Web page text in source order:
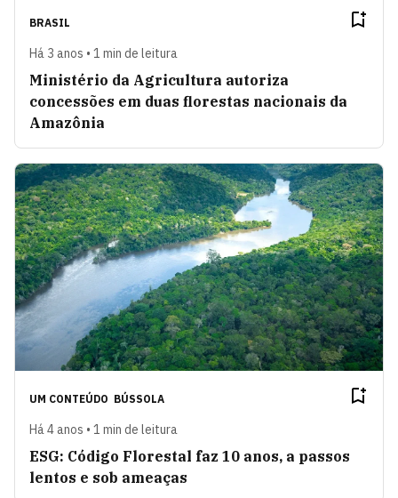
BRASIL
Há 3 anos • 1 min de leitura
Ministério da Agricultura autoriza
concessões em duas florestas nacionais da
Amazônia
UM CONTEÚDO BÚSSOLA
Há 4 anos • 1 min de leitura
ESG: Código Florestal faz 10 anos, a passos
lentos e sob ameaças